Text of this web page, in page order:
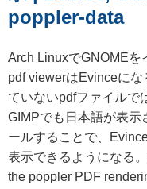
poppler-data
Arch LinuxでGNOMEを
pdf viewerはEvinceに
ていないpdfファイルで
GIMPでも日本語が表示
ールすることで、
表示できるようになる
the poppler PDF